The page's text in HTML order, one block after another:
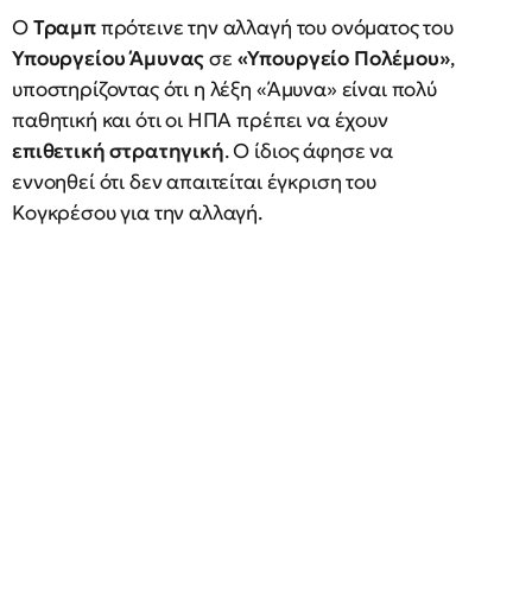
ΟΤραμππρότεινε την αλλαγή του ονόματος του
Υπουργείου Άμυναςσε «Υπουργείο Πολέμου»,
υποστηρίζοντας ότι η λέξη «Άμυνα» είναι πολύ
παθητική και ότι οι ΗΠΑ πρέπει να έχουν
επιθετική στρατηγική. Ο ίδιος άφησε να
εννοηθεί ότι δεν απαιτείται έγκριση του
Κογκρέσου για την αλλαγή.